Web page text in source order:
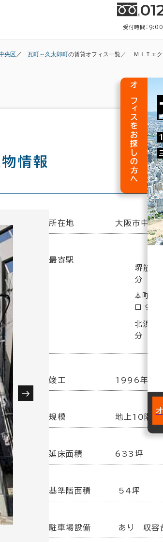
受付時間：
央区 瓦町～久太郎町の賃貸オフィス一覧 ＭＩＴエ
情報
所在地 大阪市中央
最寄駅
堺筋本
分
本町駅(
口 9分
北浜
分
竣工 1996年 2
規模 地上10階／
延床面積 633坪
基準階面積 54坪
駐車場設備 あり 収容
オフィスをお探しの方へ